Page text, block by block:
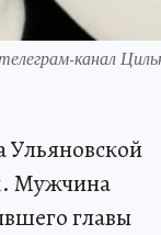
канал
Ульяновской
Мужчина
главы